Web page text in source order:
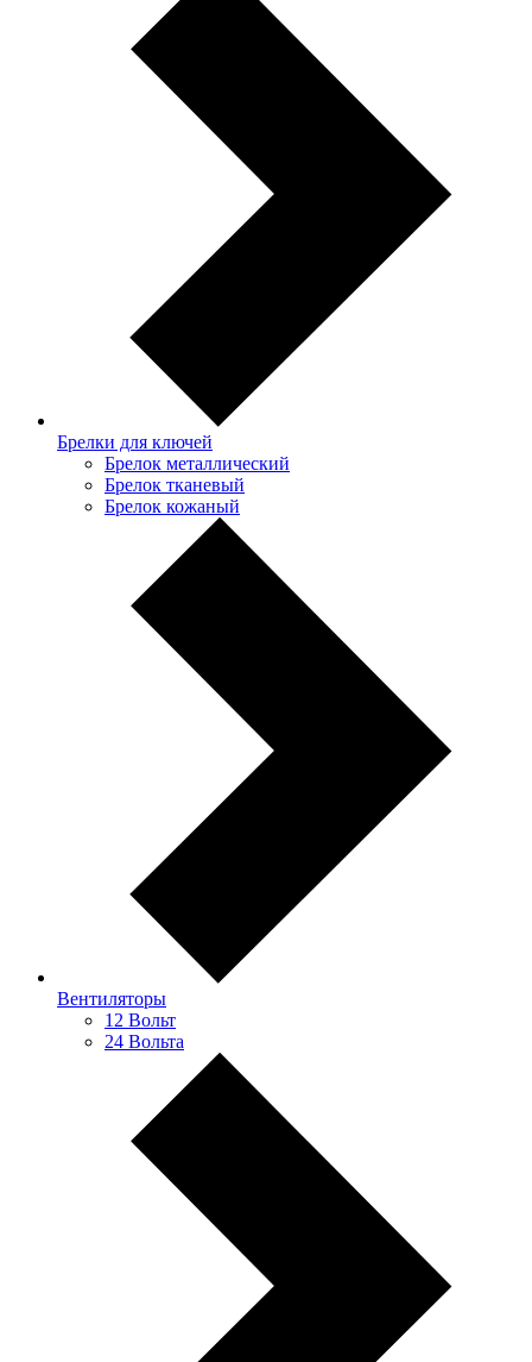
Брелки для ключей
Брелок металлический
Брелок тканевый
Брелок кожаный
Вентиляторы
12 Вольт
24 Вольта